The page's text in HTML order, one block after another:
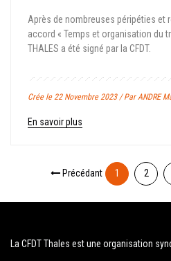
Après de nombreuses péripéties et
accord « Temps et organisation du
THALES a été signé par la CFDT.
Crée le 22 Novembre 2023 / Par ANDRE
En savoir plus
Précédant 1 2
La CFDT Thales est une organisation